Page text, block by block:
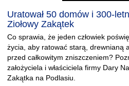
Uratował 50 domów i 300-
Ziołowy Zakątek
Co sprawia, że jeden człowiek
życia, aby ratować starą, drewnianą
przed całkowitym zniszczeniem?
założyciela i właściciela firmy Dary
Zakątka na Podlasiu.